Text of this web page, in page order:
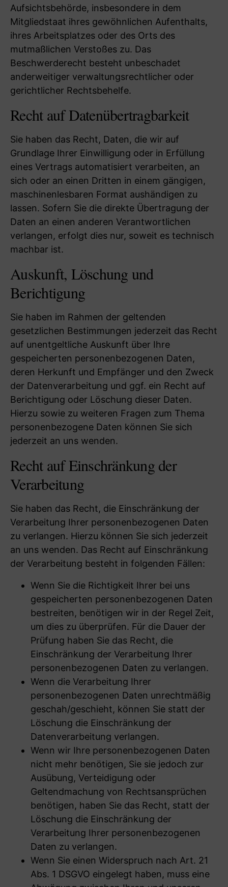
Aufsichtsbehörde, insbesondere in dem
Mitgliedstaat ihres gewöhnlichen Aufenthalts,
ihres Arbeitsplatzes oder des Orts des
mutmaßlichen Verstoßes zu. Das
Beschwerderecht besteht unbeschadet
anderweitiger verwaltungsrechtlicher oder
gerichtlicher Rechtsbehelfe.
Recht auf Daten­übertrag­barkeit
Sie haben das Recht, Daten, die wir auf
Grundlage Ihrer Einwilligung oder in Erfüllung
eines Vertrags automatisiert verarbeiten, an
sich oder an einen Dritten in einem gängigen,
maschinenlesbaren Format aushändigen zu
lassen. Sofern Sie die direkte Übertragung der
Daten an einen anderen Verantwortlichen
verlangen, erfolgt dies nur, soweit es technisch
machbar ist.
Auskunft, Löschung und
Berichtigung
Sie haben im Rahmen der geltenden
gesetzlichen Bestimmungen jederzeit das Recht
auf unentgeltliche Auskunft über Ihre
gespeicherten personenbezogenen Daten,
deren Herkunft und Empfänger und den Zweck
der Datenverarbeitung und ggf. ein Recht auf
Berichtigung oder Löschung dieser Daten.
Hierzu sowie zu weiteren Fragen zum Thema
personenbezogene Daten können Sie sich
jederzeit an uns wenden.
Recht auf Einschränkung der
Verarbeitung
Sie haben das Recht, die Einschränkung der
Verarbeitung Ihrer personenbezogenen Daten
zu verlangen. Hierzu können Sie sich jederzeit
an uns wenden. Das Recht auf Einschränkung
der Verarbeitung besteht in folgenden Fällen:
Wenn Sie die Richtigkeit Ihrer bei uns
gespeicherten personenbezogenen Daten
bestreiten, benötigen wir in der Regel Zeit,
um dies zu überprüfen. Für die Dauer der
Prüfung haben Sie das Recht, die
Einschränkung der Verarbeitung Ihrer
personenbezogenen Daten zu verlangen.
Wenn die Verarbeitung Ihrer
personenbezogenen Daten unrechtmäßig
geschah/geschieht, können Sie statt der
Löschung die Einschränkung der
Datenverarbeitung verlangen.
Wenn wir Ihre personenbezogenen Daten
nicht mehr benötigen, Sie sie jedoch zur
Ausübung, Verteidigung oder
Geltendmachung von Rechtsansprüchen
benötigen, haben Sie das Recht, statt der
Löschung die Einschränkung der
Verarbeitung Ihrer personenbezogenen
Daten zu verlangen.
Wenn Sie einen Widerspruch nach Art. 21
Abs. 1 DSGVO eingelegt haben, muss eine